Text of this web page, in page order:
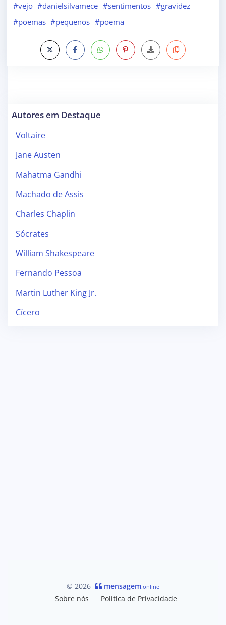
#vejo #danielsilvamece #sentimentos #gravidez
#poemas #pequenos #poema
Autores em Destaque
Voltaire
Jane Austen
Mahatma Gandhi
Machado de Assis
Charles Chaplin
Sócrates
William Shakespeare
Fernando Pessoa
Martin Luther King Jr.
Cícero
© 2026 mensagem.online
Sobre nós Política de Privacidade